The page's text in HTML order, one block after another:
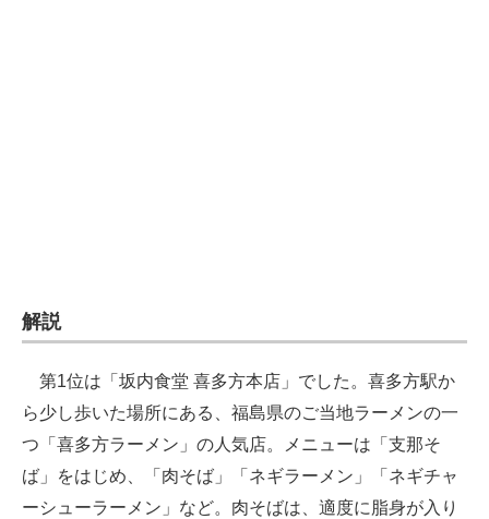
ITエンジニア向け専門サイト
企業向けIT製品の総合サイト
IT製品の技術・比較・事例
モノづくり技術者専門サイト
解説
第1位は「坂内食堂 喜多方本店」でした。喜多方駅か
ら少し歩いた場所にある、福島県のご当地ラーメンの一
つ「喜多方ラーメン」の人気店。メニューは「支那そ
ば」をはじめ、「肉そば」「ネギラーメン」「ネギチャ
ーシューラーメン」など。肉そばは、適度に脂身が入り